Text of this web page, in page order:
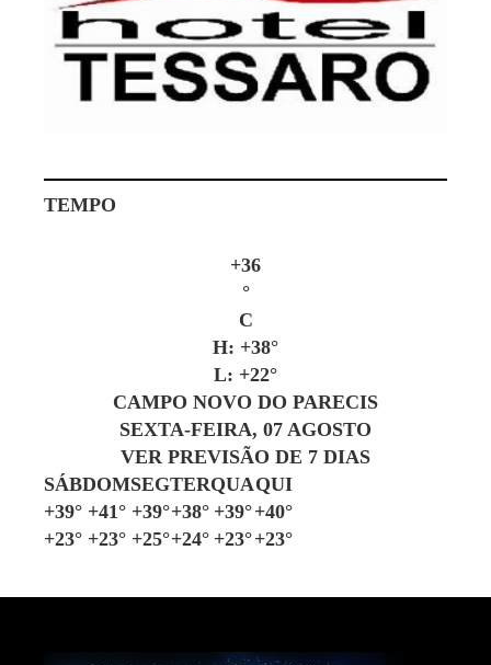
TEMPO
+36
°
C
H: +38°
L: +22°
CAMPO NOVO DO PARECIS
SEXTA-FEIRA, 07 AGOSTO
VER PREVISÃO DE 7 DIAS
SÁBDOMSEGTERQUAQUI
+39° +41° +39°+38° +39°+40°
+23° +23° +25°+24° +23°+23°